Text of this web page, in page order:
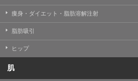
・広告、宣伝、マーケティングのため
【個人情報の管理体制について】
TCBグループは、取り扱う個人情報
に蓄積・保管し、当該個人情報へ
失・破壊・改ざんおよび漏洩等を防
痩身・ダイエット・脂肪溶解注射
脂肪吸引
ヒップ
肌